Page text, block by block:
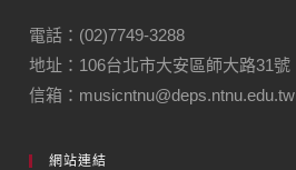
電話：(02)7749-3288
地址：106台北市大安區師大路31號
信箱：musicntnu@deps.ntnu.edu.tw
網站連結